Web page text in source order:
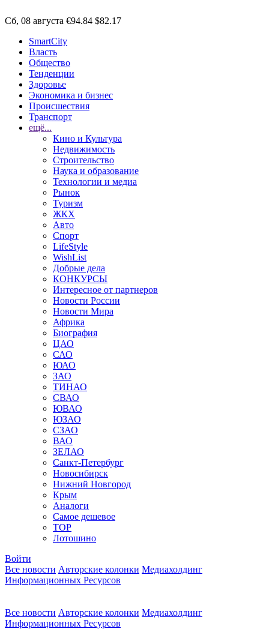
Сб, 08 августа €94.84 $82.17
SmartCity
Власть
Общество
Тенденции
Здоровье
Экономика и бизнес
Происшествия
Транспорт
ещё...
Кино и Культура
Недвижимость
Строительство
Наука и образование
Технологии и медиа
Рынок
Туризм
ЖКХ
Авто
Спорт
LifeStyle
WishList
Добрые дела
КОНКУРСЫ
Интересное от партнеров
Новости России
Новости Мира
Африка
Биография
ЦАО
САО
ЮАО
ЗАО
ТИНАО
СВАО
ЮВАО
ЮЗАО
СЗАО
ВАО
ЗЕЛАО
Санкт-Петербург
Новосибирск
Нижний Новгород
Крым
Аналоги
Самое дешевое
TOP
Лотошино
Войти
Все новости Авторские колонки Медиахолдинг
Информационных Ресурсов
Все новости Авторские колонки Медиахолдинг
Информационных Ресурсов